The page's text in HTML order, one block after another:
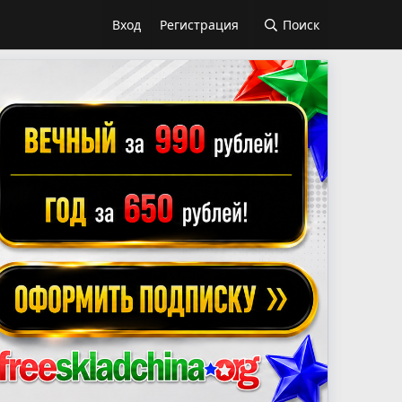
Вход Регистрация Поиск